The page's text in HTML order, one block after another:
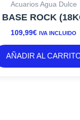
Acuarios Agua Dulce
ROCK
109,99€ IVA INCLUIDO
AÑADIR AL